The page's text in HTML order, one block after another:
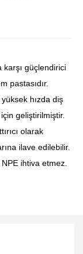
karşı güçlendirici
pastasıdır.
hızda diş
geliştirilmiştir.
olarak
ilave edilebilir.
ihtiva etmez.